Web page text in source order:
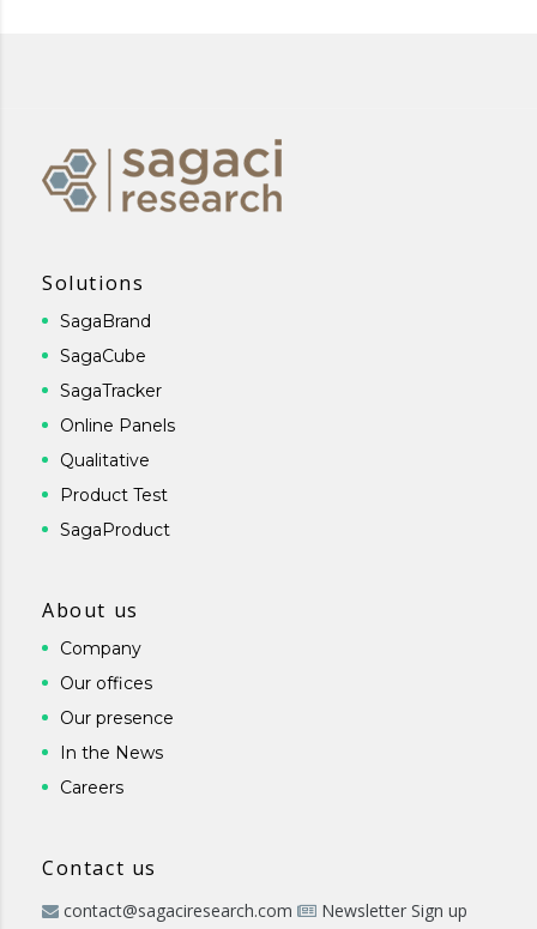
Solutions
SagaBrand
SagaCube
SagaTracker
Online Panels
Qualitative
Product Test
SagaProduct
About us
Company
Our offices
Our presence
In the News
Careers
Contact us
contact@sagaciresearch.com Newsletter Sign up